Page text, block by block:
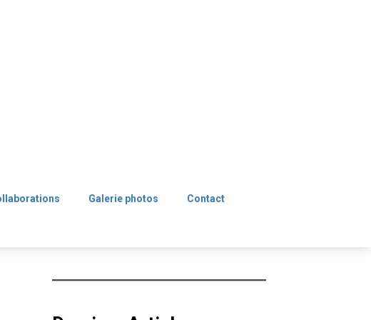
Galerie photos Contact